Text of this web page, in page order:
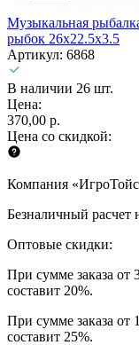
Музыкальная
рыбок 26х22.5х3.5
Артикул: 6868
В наличии 26 шт.
Цена:
370,00 р.
Цена со скидкой:
Компания
Безналичный расчет
Оптовые скидки:
При сумме заказа от
составит 20%.
При сумме заказа от
составит 25%.